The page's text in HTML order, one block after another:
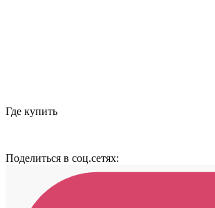
Где купить
Поделиться в соц.сетях: